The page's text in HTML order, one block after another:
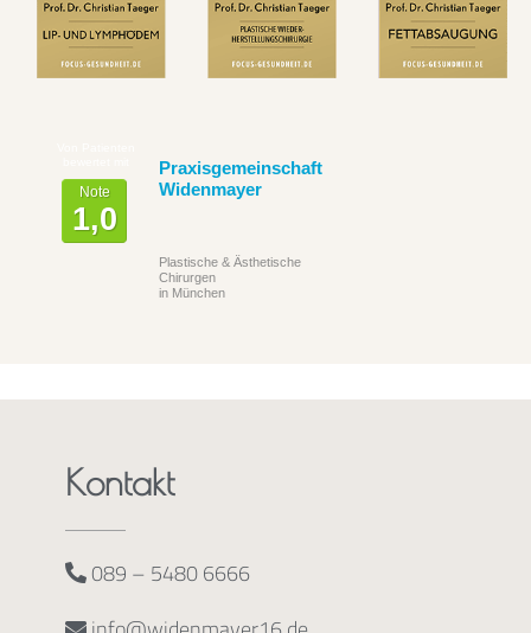
Praxisgemeinschaft
Widenmayer
Plastische & Ästhetische
Chirurgen
in München
Note
1,0
Kontakt
089 – 5480 6666